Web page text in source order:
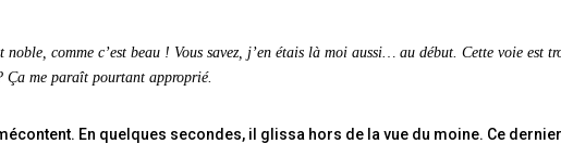
comme c’est beau ! Vous savez, j’en étais là moi aussi… au début. Cette voie est
me paraît pourtant approprié.
En quelques secondes, il glissa hors de la vue du moine. Ce